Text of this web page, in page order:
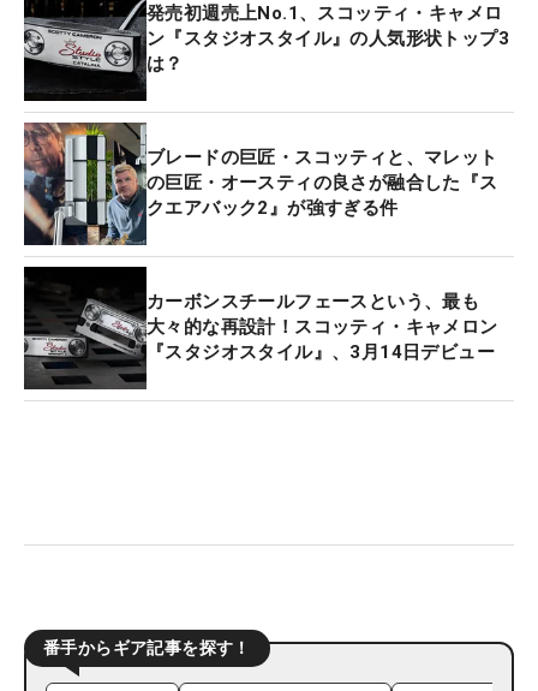
発売初週売上No.1、スコッティ・キャメロ
ン『スタジオスタイル』の人気形状トップ3
は？
ブレードの巨匠・スコッティと、マレット
の巨匠・オースティの良さが融合した『ス
クエアバック2』が強すぎる件
カーボンスチールフェースという、最も
大々的な再設計！スコッティ・キャメロン
『スタジオスタイル』、3月14日デビュー
番手からギア記事を探す！